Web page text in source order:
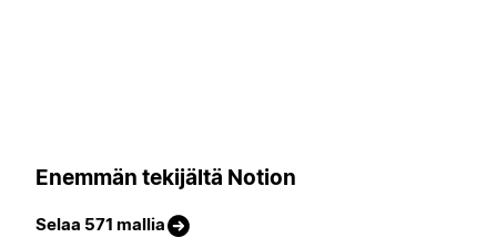
Enemmän tekijältä Notion
Selaa 571 mallia